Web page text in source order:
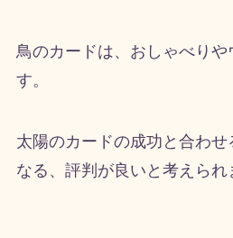
鳥のカードは、おしゃべりや
す。
太陽のカードの成功と合わ
なる、評判が良いと考えられ